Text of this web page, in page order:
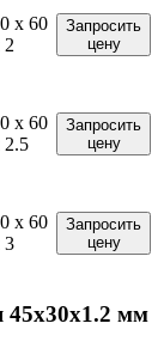
x 60
2
Запросить
цену
x 60
2.5
Запросить
цену
x 60
3
Запросить
цену
45x30x1.2 мм